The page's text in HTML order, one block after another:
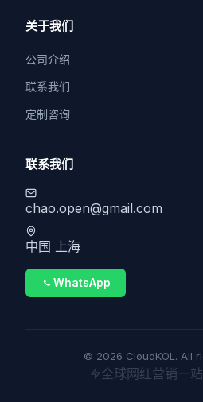
关于我们
公司介绍
联系我们
定制咨询
联系我们
chao.open@gmail.com
中国 上海
WhatsApp
© 2026 CloudKOL. All
全球网红营销一